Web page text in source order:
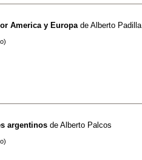
America y Europa de Alberto Padilla
argentinos de Alberto Palcos